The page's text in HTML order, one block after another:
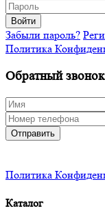
Войти
Забыли пароль?
Политика
Обратный звонок
Отправить
Политика
Каталог